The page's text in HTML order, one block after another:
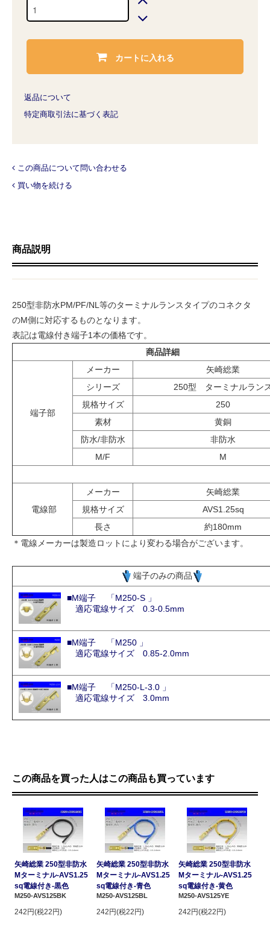
カートに入れる
返品について
特定商取引法に基づく表記
この商品について問い合わせる
買い物を続ける
商品説明
250型非防水PM/PF/NL等のターミナルランスタイプのコネクタ
のM側に対応するものとなります。
表記は電線付き端子1本の価格です。
商品詳細
端子部
メーカー
矢崎総業
シリーズ
250型 ターミナルラン
規格サイズ
250
素材
黄銅
防水/非防水
非防水
M/F
M
電線部
メーカー
矢崎総業
規格サイズ
AVS1.25sq
長さ
約180mm
＊電線メーカーは製造ロットにより変わる場合がございます。
端子のみの商品
■M端子 「M250-S 」
適応電線サイズ 0.3-0.5mm
■M端子 「M250 」
適応電線サイズ 0.85-2.0mm
■M端子 「M250-L-3.0 」
適応電線サイズ 3.0mm
この商品を買った人はこの商品も買っています
矢崎総業 250型非防水
Mターミナル-AVS1.25
sq電線付き-黒色
M250-AVS125BK
242円(税22円)
矢崎総業 250型非防水
Mターミナル-AVS1.25
sq電線付き-青色
M250-AVS125BL
242円(税22円)
矢崎総業 250型非防水
Mターミナル-AVS1.25
sq電線付き-黄色
M250-AVS125YE
242円(税22円)